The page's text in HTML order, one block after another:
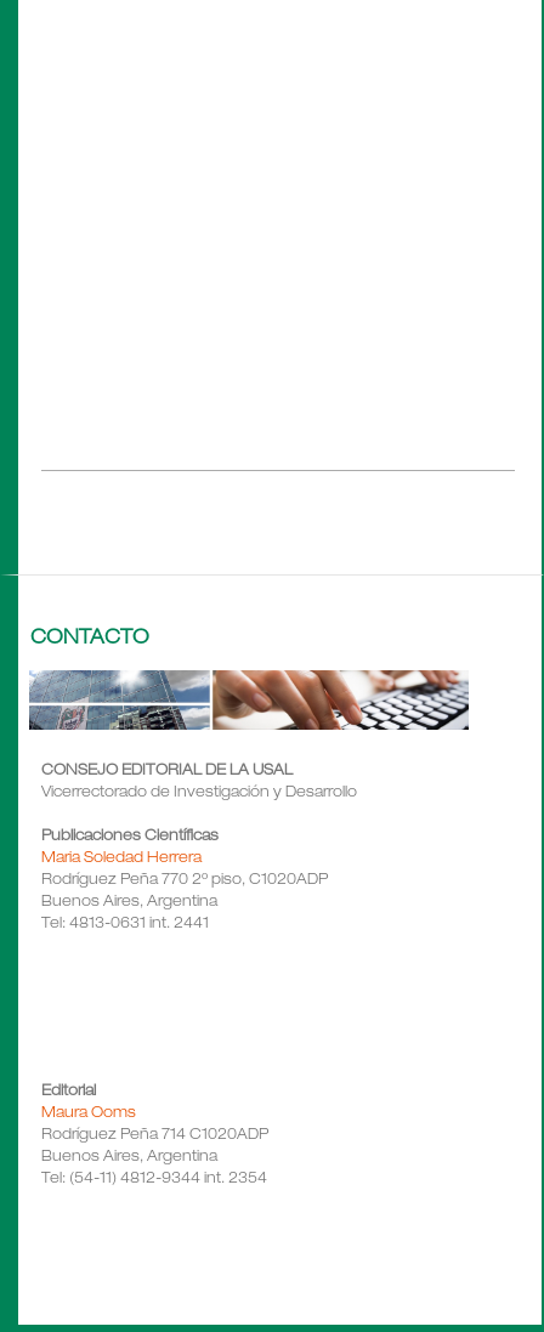
CONTACTO
CONSEJO EDITORIAL DE LA USAL
Vicerrectorado de Investigación y Desarrollo
Publicaciones Científicas
Maria Soledad Herrera
Rodríguez Peña 770 2º piso, C1020ADP
Buenos Aires, Argentina
Tel: 4813-0631 int. 2441
Editorial
Maura Ooms
Rodríguez Peña 714 C1020ADP
Buenos Aires, Argentina
Tel: (54-11) 4812-9344 int. 2354